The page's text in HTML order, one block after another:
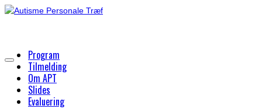
Program
Tilmelding
Om APT
Slides
Evaluering